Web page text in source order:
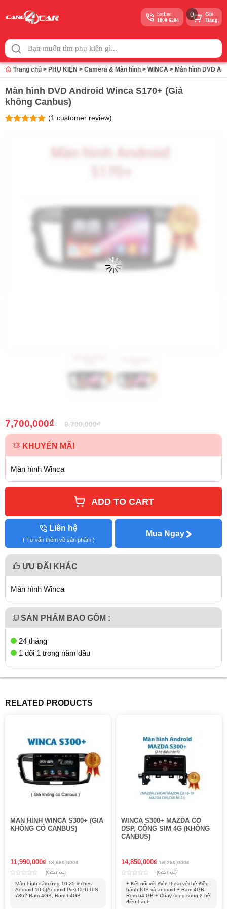
to
content
hotline
1800 6204
0
Giỏ
Hàng
Trang chủ > PHỤ KIỆN > Camera & Màn hình > WINCA > Màn hình DVD
Màn hình DVD Android Winca S170+ (Giá
không Canbus)
(1 customer review)
7,700,000₫ 9,700,000₫
KHUYẾN MÃI
Màn hình Winca
ADD TO CART
Liên hệ
( Tư vấn thêm về sản phẩm )
Mua Ngay
ƯU ĐÃI KHÁC
Màn hình Winca
SẢN PHẨM BAO GỒM :
24 tháng
1 đổi 1 trong năm đầu
RELATED PRODUCTS
MÀN HÌNH WINCA S300+ (GIÁ
KHÔNG CÓ CANBUS)
11,990,000₫ 13,990,000₫
Rated
out
(0 đánh giá)
Màn hình cảm ứng 10.25 inches
Android 10.0(Android Pie) CPU UIS
7862 Ram 4GB, Rom 64GB
WINCA S300+ MAZDA CÓ
DSP, CỔNG SIM 4G (KHÔNG
CANBUS)
14,850,000₫ 16,250,000₫
out
(0 đánh giá)
+ Kết nối với điện thoại với hệ điều
hành IOS và android + Ram 4GB,
Rom 64 GB + Chạy song song 2 hệ
điều hành